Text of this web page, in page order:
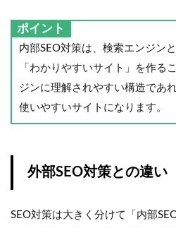
ポイント
内部SEO対策は、検索エンジン
「わかりやすいサイト」を作る
ジンに理解されやすい構造であ
使いやすいサイトになります。
外部SEO対策との違い
SEO対策は大きく分けて「内部